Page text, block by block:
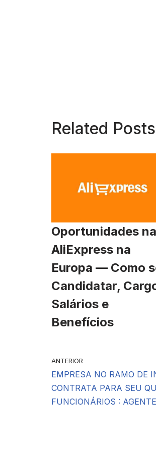
Related Posts
Oportunidades na
AliExpress na
Europa — Como
Candidatar,
Salários e
Benefícios
ANTERIOR
EMPRESA NO RAMO DE
CONTRATA PARA SEU
FUNCIONÁRIOS :